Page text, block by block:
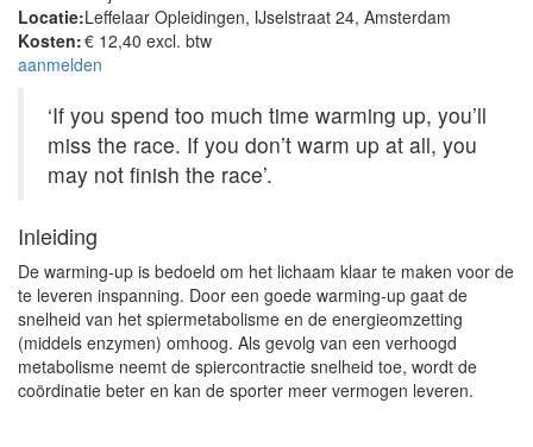
Locatie:Leffelaar Opleidingen, IJselstraat 24, Amsterdam
Kosten:€ 12,40 excl. btw
aanmelden
‘If you spend too much time warming up, you’ll
miss the race. If you don’t warm up at all, you
may not finish the race’.
Inleiding
De warming-up is bedoeld om het lichaam klaar te maken voor de
te leveren inspanning. Door een goede warming-up gaat de
snelheid van het spiermetabolisme en de energieomzetting
(middels enzymen) omhoog. Als gevolg van een verhoogd
metabolisme neemt de spiercontractie snelheid toe, wordt de
coördinatie beter en kan de sporter meer vermogen leveren.